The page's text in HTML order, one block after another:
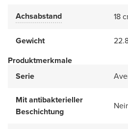
Achsabstand 18
Gewicht
Produktmerkmale
Serie
Mit antibakterieller
Beschichtung